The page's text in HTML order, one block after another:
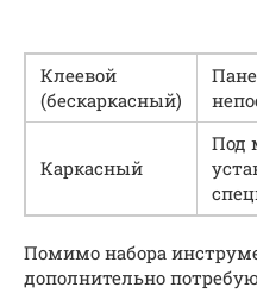
Клеевой
(бескаркасный)
Каркасный
Под
Помимо набора
дополнительно